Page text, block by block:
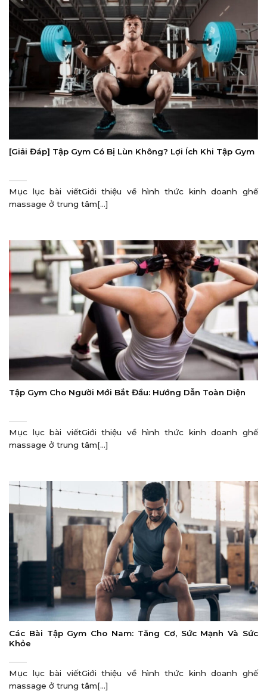
[Giải Đáp] Tập Gym Có Bị Lùn Không? Lợi Ích Khi Tập Gym
Mục lục bài viếtGiới thiệu về hình thức kinh doanh ghế
massage ở trung tâm[...]
Tập Gym Cho Người Mới Bắt Đầu: Hướng Dẫn Toàn Diện
Mục lục bài viếtGiới thiệu về hình thức kinh doanh ghế
massage ở trung tâm[...]
Các Bài Tập Gym Cho Nam: Tăng Cơ, Sức Mạnh Và Sức
Khỏe
Mục lục bài viếtGiới thiệu về hình thức kinh doanh ghế
massage ở trung tâm[...]